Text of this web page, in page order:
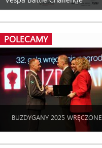
POLECAMY
BUZDYGANY 2025 WRĘCZONE